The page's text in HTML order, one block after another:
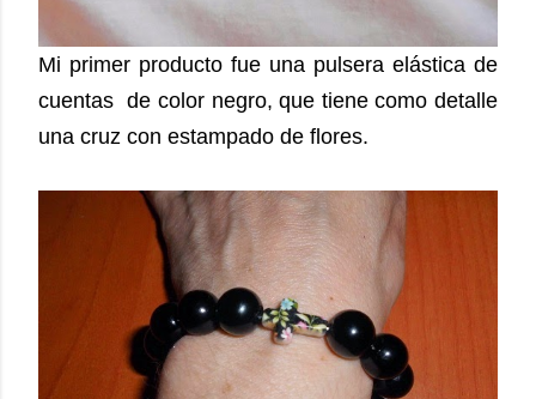
Mi primer producto fue una pulsera elástica de
cuentas de color negro, que tiene como detalle
una cruz con estampado de flores.